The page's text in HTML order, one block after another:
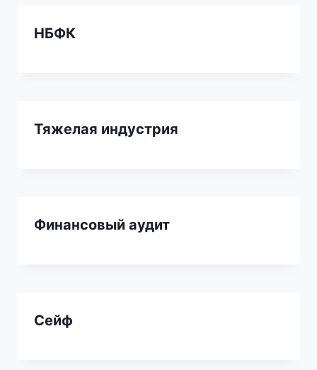
НБФК
Тяжелая индустрия
Финансовый аудит
Сейф